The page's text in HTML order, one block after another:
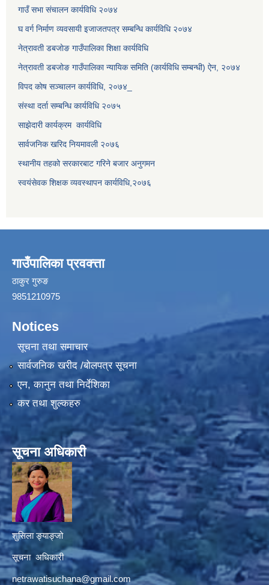
गाउँ सभा संचालन कार्यविधि २०७४
घ वर्ग निर्माण व्यवसायी इजाजतपत्र सम्बन्धि कार्यविधि २०७४
नेत्रावती डबजाेङ गाउँपालिका शिक्षा कार्यविधि
नेत्रावती डबजोङ गाउँपालिका न्यायिक समिति (कार्यविधि सम्बन्धी) ऐन, २०७४
विपद काेष सञ्चालन कार्यविधि, २०७४_
संस्था दर्ता सम्बन्धि कार्यविधि २०७५
साझेदारी कार्यक्रम कार्यविधि
सार्वजनिक खरिद नियमावली २०७६
स्थानीय तहको सरकारबाट गरिने बजार अनुगमन
स्वयंसेवक शिक्षक व्यवस्थापन कार्यविधि,२०७६
गाउँपालिका प्रवक्त्ता
ठाकुर गुरुङ
9851210975
Notices
सूचना तथा समाचार
सार्वजनिक खरीद /बोलपत्र सूचना
एन, कानुन तथा निर्देशिका
कर तथा शुल्कहरु
सूचना अधिकारी
शुसिला ङ्याङ्जो
सूचना अधिकारी
netrawatisuchana@gmail.com